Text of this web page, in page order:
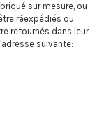
sur mesure, ou
réexpédiés ou
retournés dans leur
suivante: